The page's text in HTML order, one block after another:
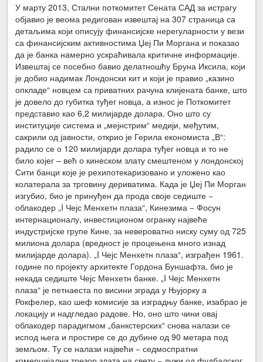
У марту 2013, Стални поткомитет Сената САД за истрагу
објавио је веома редигован извештај на 307 страница са
детаљима који описују финансијске нерегуларности у вези
са финансијским активностима Џеј Пи Моргана и показао
да је банка намерно ускраћивала критичне информације.
Извештај се посебно бавио делатношћу Бруна Иксила, који
је добио надимак Лондонски кит и који је правио „казино
опкладе“ новцем са приватних рачуна клијената банке, што
је довело до губитка туђег новца, а износ је Поткомитет
представио као 6,2 милијарде долара. Оно што су
институције система и „мејнстрим“ медији, међутим,
сакрили од јавности, открио је Герила економиста „В“:
радило се о 120 милијарди долара туђег новца и то не
било којег – већ о кинеском злату смештеном у лондонској
Сити банци које је рехипотекаризовано и уложено као
колатерала за трговину дериватима. Када је Џеј Пи Морган
изгубио, био је принуђен да прода своје седиште −
облакодер „I Чејс Менхетн плаза“, Кинезима − Фосун
интернационалу, инвестиционом огранку највеће
индустријске групе Кине, за невероватно ниску суму од 725
милиона долара (вредност је процењена много изнад
милијарде долара). „I Чејс Менхетн плаза“, изграђен 1961.
године по пројекту архитекте Гордона Буншафта, био је
некада седиште Чејс Менхетн банке. „I Чејс Менхетн
плаза“ је петнаеста по висини зграда у Њујорку а
Рокфелер, као шеф комисије за изградњу банке, изабрао је
локацију и надгледао радове. Но, оно што чини овај
облакодер парадигмом „банкстерских“ снова налази се
испод њега и простире се до дубине од 90 метара под
земљом. Ту се налази највећи − седмоспратни